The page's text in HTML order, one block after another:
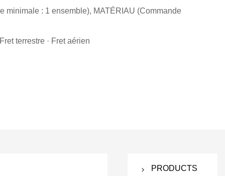
minimale : 1 ensemble), MATÉRIAU (Commande
terrestre · Fret aérien
PRODUCTS